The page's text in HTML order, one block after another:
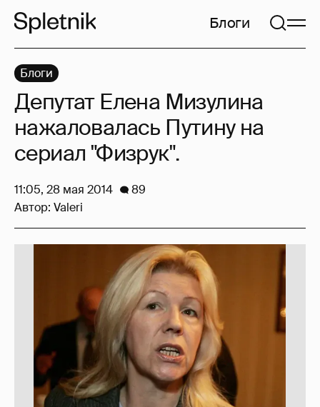
Блоги
Блоги
Депутат Елена Мизулина
нажаловалась Путину на
сериал "Физрук".
11:05, 28 мая 2014
89
Автор: Valeri